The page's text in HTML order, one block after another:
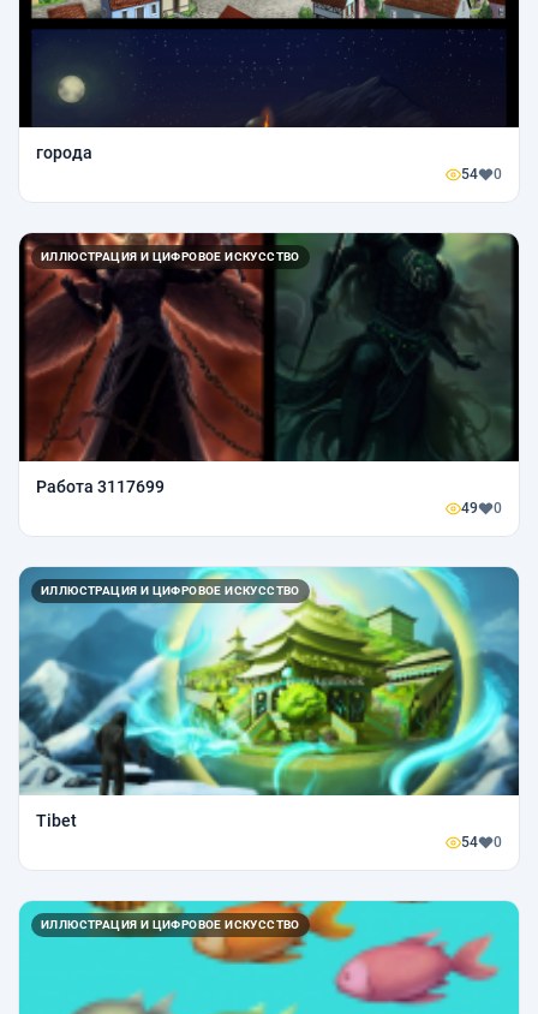
города
54 0
ИЛЛЮСТРАЦИЯ И ЦИФРОВОЕ ИСКУССТВО
Работа 3117699
49 0
ИЛЛЮСТРАЦИЯ И ЦИФРОВОЕ ИСКУССТВО
Tibet
54 0
ИЛЛЮСТРАЦИЯ И ЦИФРОВОЕ ИСКУССТВО